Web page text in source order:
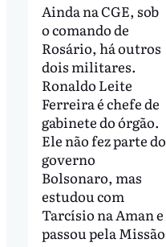
Ainda na CGE, sob
o comando de
Rosário, há outros
dois militares.
Ronaldo Leite
Ferreira é chefe de
gabinete do órgão.
Ele não fez parte do
governo
Bolsonaro, mas
estudou com
Tarcísio na Aman e
passou pela Missão